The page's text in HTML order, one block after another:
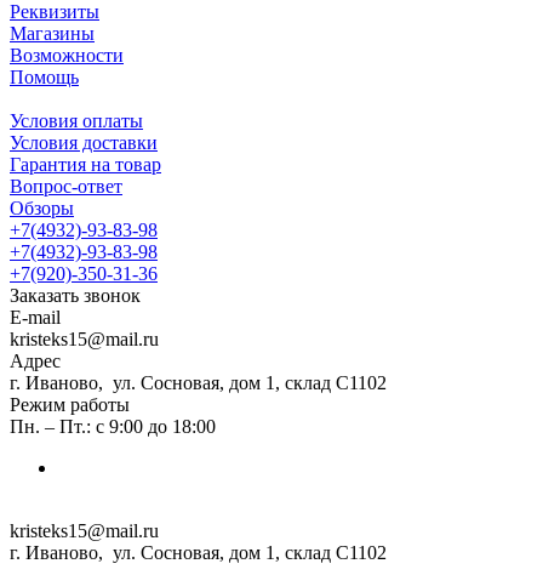
Реквизиты
Магазины
Возможности
Помощь
Условия оплаты
Условия доставки
Гарантия на товар
Вопрос-ответ
Обзоры
+7(4932)-93-83-98
+7(4932)-93-83-98
+7(920)-350-31-36
Заказать звонок
E-mail
kristeks15@mail.ru
Адрес
г. Иваново, ул. Сосновая, дом 1, склад С1102
Режим работы
Пн. – Пт.: с 9:00 до 18:00
kristeks15@mail.ru
г. Иваново, ул. Сосновая, дом 1, склад С1102